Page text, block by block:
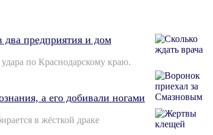
два предприятия и дом
по Краснодарскому краю.
а его добивали ногами
в жёсткой драке